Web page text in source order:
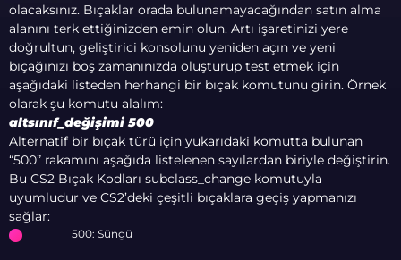
olacaksınız. Bıçaklar orada bulunamayacağından satın alma
alanını terk ettiğinizden emin olun. Artı işaretinizi yere
doğrultun, geliştirici konsolunu yeniden açın ve yeni
bıçağınızı boş zamanınızda oluşturup test etmek için
aşağıdaki listeden herhangi bir bıçak komutunu girin. Örnek
olarak şu komutu alalım:
altsınıf_değişimi 500
Alternatif bir bıçak türü için yukarıdaki komutta bulunan
“500” rakamını aşağıda listelenen sayılardan biriyle değiştirin.
Bu CS2 Bıçak Kodları subclass_change komutuyla
uyumludur ve CS2’deki çeşitli bıçaklara geçiş yapmanızı
sağlar:
500: Süngü